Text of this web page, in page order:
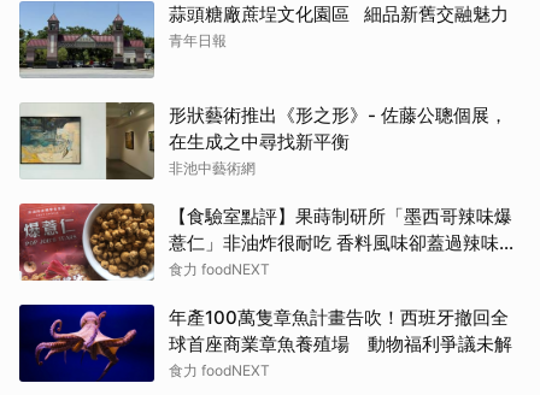
蒜頭糖廠蔗埕文化園區 細品新舊交融魅力
青年日報
形狀藝術推出《形之形》- 佐藤公聰個展，
在生成之中尋找新平衡
非池中藝術網
【食驗室點評】果蒔制研所「墨西哥辣味爆
薏仁」非油炸很耐吃 香料風味卻蓋過辣味特
色
食力 foodNEXT
年產100萬隻章魚計畫告吹！西班牙撤回全
球首座商業章魚養殖場 動物福利爭議未解
食力 foodNEXT